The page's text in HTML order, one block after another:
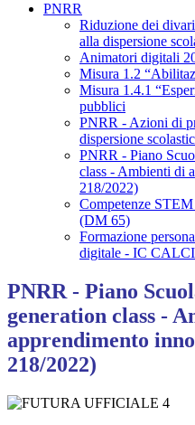
PNRR
Riduzione dei
alla dispersione
Animatori digitali
Misura 1.2
Misura 1.4.1
pubblici
PNRR - Azioni di
dispersione
PNRR - Piano
class - Ambienti di
218/2022)
Competenze
(DM 65)
Formazione
digitale - IC
PNRR - Piano
generation class -
apprendimento
218/2022)